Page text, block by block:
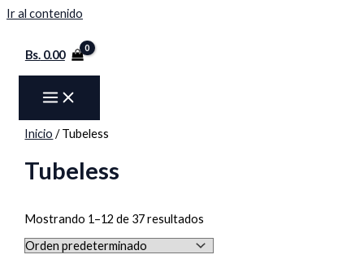
Ir al contenido
Bs.0.00
Inicio / Tubeless
Tubeless
Mostrando 1–12 de 37 resultados